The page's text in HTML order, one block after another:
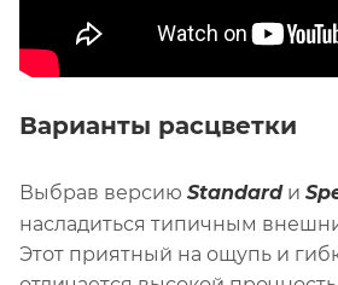
Варианты расцветки
Выбрав версию Standardи
насладиться типичным
Этот приятный на ощупь и